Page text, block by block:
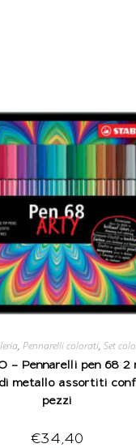
, Pennarelli colorati, Set
– Pennarelli pen 68 2
metallo assortiti
pezzi
€34,40